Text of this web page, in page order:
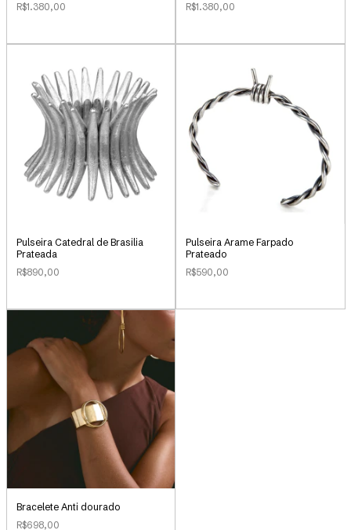
R$1.380,00
R$1.380,00
Pulseira Catedral de Brasilia
Prateada
R$890,00
Pulseira Arame Farpado
Prateado
R$590,00
Bracelete Anti dourado
R$698,00